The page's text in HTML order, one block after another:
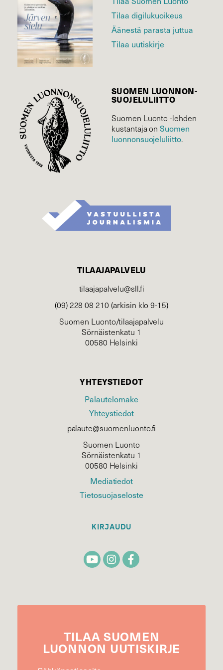
Tilaa digilukuoikeus
Äänestä parasta juttua
Tilaa uutiskirje
SUOMEN LUONNON­
SUOJELU­LIITTO
Suomen Luonto -lehden
kustantaja onSuomen
luonnonsuojelu­liitto.
TILAAJAPALVELU
tilaajapalvelu@sll.fi
(09) 228 08 210 (arkisin klo 9-15)
Suomen Luonto/tilaajapalvelu
Sörnäistenkatu 1
00580 Helsinki
YHTEYSTIEDOT
Palautelomake
Yhteystiedot
palaute@suomenluonto.fi
Suomen Luonto
Sörnäistenkatu 1
00580 Helsinki
Mediatiedot
Tietosuojaseloste
KIRJAUDU
TILAA SUOMEN
LUONNON UUTIS­KIRJE